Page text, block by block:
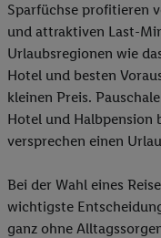
Sparfüchse profitieren
und attraktiven Last-
Urlaubsregionen wie
Hotel und besten
kleinen Preis.
Hotel und Halbpension
versprechen einen
Bei der Wahl eines
wichtigste
ganz ohne